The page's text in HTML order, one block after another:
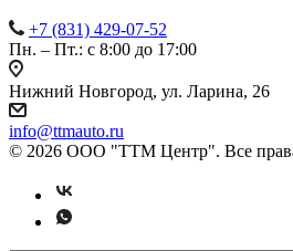
+7 (831) 429-07-52
Пн. – Пт.: с 8:00 до 17:00
Нижний Новгород, ул. Ларина, 26
info@ttmauto.ru
© 2026 ООО "ТТМ Центр". Все